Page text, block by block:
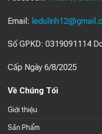
Email:
Số GPKD: 0319091114
Cấp Ngày 6/8/2025
Về Chúng Tối
Giới thiệu
Sản Phẩm